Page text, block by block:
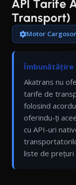
API Tarife
Transport)
Motor
Îmbunătățire
Akatrans nu
tarife de
folosind
oferindu-ți
cu API-uri
liste de prețuri